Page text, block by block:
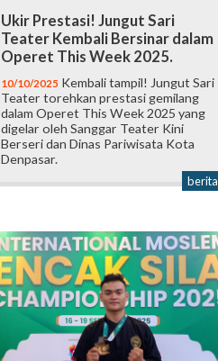
Ukir Prestasi! Jungut Sari
Teater Kembali Bersinar dalam
Operet This Week 2025.
10/10/2025 Kembali tampil! Jungut Sari
Teater torehkan prestasi gemilang
dalam Operet This Week 2025 yang
digelar oleh Sanggar Teater Kini
Berseri dan Dinas Pariwisata Kota
Denpasar.
berita